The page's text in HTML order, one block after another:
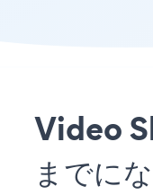
Video
までに